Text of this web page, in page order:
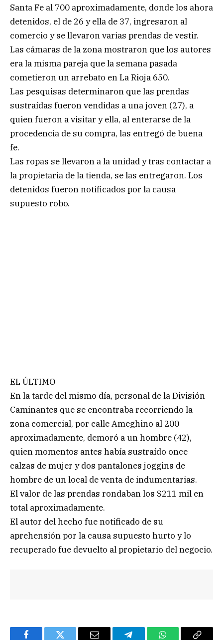
Santa Fe al 700 aproximadamente, donde los ahora
detenidos, el de 26 y ella de 37, ingresaron al
comercio y se llevaron varias prendas de vestir.
Las cámaras de la zona mostraron que los autores
era la misma pareja que la semana pasada
cometieron un arrebato en La Rioja 650.
Las pesquisas determinaron que las prendas
sustraídas fueron vendidas a una joven (27), a
quien fueron a visitar y ella, al enterarse de la
procedencia de su compra, las entregó de buena
fe.
Las ropas se llevaron a la unidad y tras contactar a
la propietaria de la tienda, se las entregaron. Los
detenidos fueron notificados por la causa
supuesto robo.
EL ÚLTIMO
En la tarde del mismo día, personal de la División
Caminantes que se encontraba recorriendo la
zona comercial, por calle Ameghino al 200
aproximadamente, demoró a un hombre (42),
quien momentos antes había sustraído once
calzas de mujer y dos pantalones joggins de
hombre de un local de venta de indumentarias.
El valor de las prendas rondaban los $211 mil en
total aproximadamente.
El autor del hecho fue notificado de su
aprehensión por la causa supuesto hurto y lo
recuperado fue devuelto al propietario del negocio.